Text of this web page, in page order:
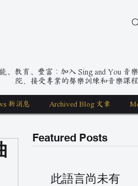
、教育、豐富：加入 Sing and You 音
院，接受專業的聲樂訓練和音樂課程
新消息 Archived Blog 文章
Featured Posts
此語言尚未有